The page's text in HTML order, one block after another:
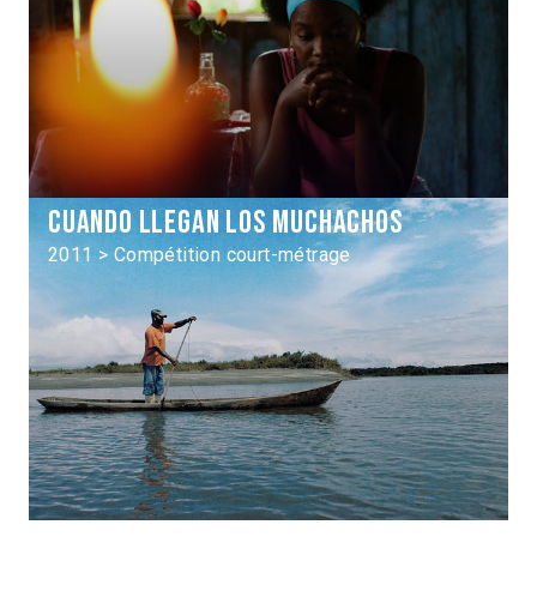
Cuando llegan los muchachos
2011 > Compétition court-métrage